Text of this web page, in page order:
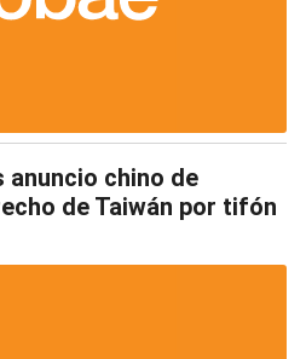
chino de
de Taiwán por tifón